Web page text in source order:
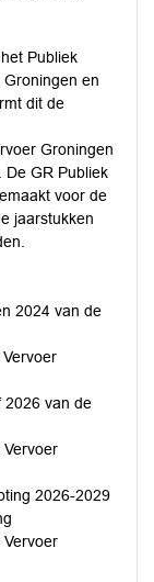
Publiek
en
dit de
Groningen
De GR Publiek
voor de
jaarstukken
2024 van de
2026 van de
2026-2029